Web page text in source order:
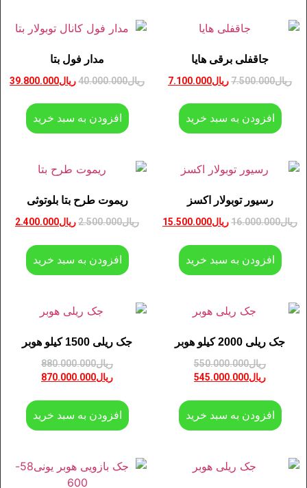
جاقفلی برقی هایا
ریال7.500.000ریال7.100.000
افزودن به سبد خرید
مدار فول بتا
ریال40.000.000ریال39.800.000
افزودن به سبد خرید
رسیور توبولار اکسز
ریال16.000.000ریال15.500.000
افزودن به سبد خرید
ریموت طرح بتا بلوتوثی
ریال2.500.000ریال2.400.000
افزودن به سبد خرید
جک ریلی 2000 کیلو هوبر
ریال550.000.000
ریال545.000.000
افزودن به سبد خرید
جک ریلی 1500 کیلو هوبر
ریال880.000.000
ریال870.000.000
افزودن به سبد خرید